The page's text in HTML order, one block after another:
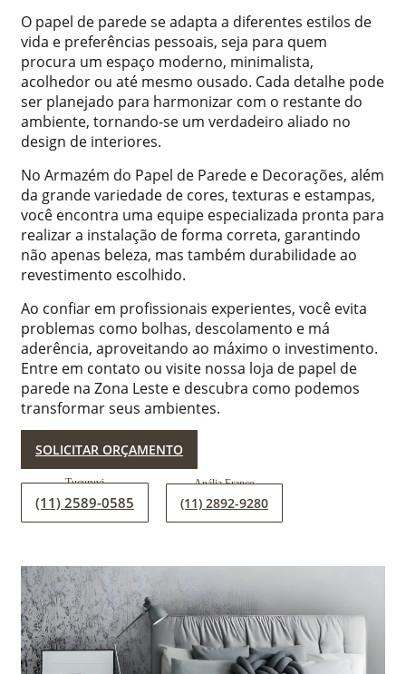
O papel de parede se adapta a diferentes estilos de
vida e preferências pessoais, seja para quem
procura um espaço moderno, minimalista,
acolhedor ou até mesmo ousado. Cada detalhe pode
ser planejado para harmonizar com o restante do
ambiente, tornando-se um verdadeiro aliado no
design de interiores.
No Armazém do Papel de Parede e Decorações, além
da grande variedade de cores, texturas e estampas,
você encontra uma equipe especializada pronta para
realizar a instalação de forma correta, garantindo
não apenas beleza, mas também durabilidade ao
revestimento escolhido.
Ao confiar em profissionais experientes, você evita
problemas como bolhas, descolamento e má
aderência, aproveitando ao máximo o investimento.
Entre em contato ou visite nossa loja de papel de
parede na Zona Leste e descubra como podemos
transformar seus ambientes.
SOLICITAR ORÇAMENTO
(11) 2589-0585 (11) 2892-9280